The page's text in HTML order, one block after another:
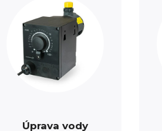
Úprava vody